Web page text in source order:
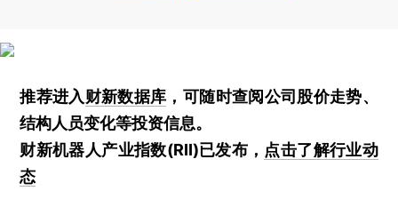
推荐进入财新数据库 ，可随时查阅公司股价走势、
结构人员变化等投资信息。
财新机器人产业指数(RII)已发布， 点击了解行业动
态